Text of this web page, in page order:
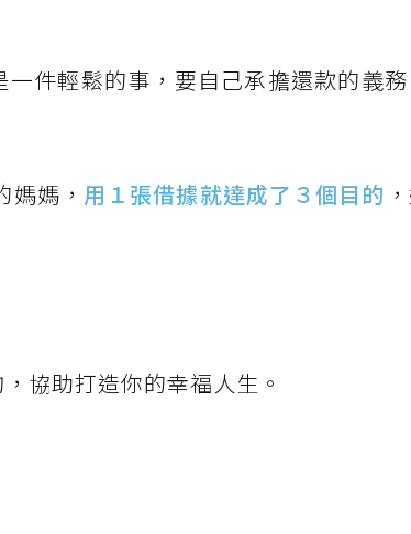
一件輕鬆的事，要自己承擔還款的義
媽， 用１張借據就達成了３個目的
協助打造你的幸福人生。